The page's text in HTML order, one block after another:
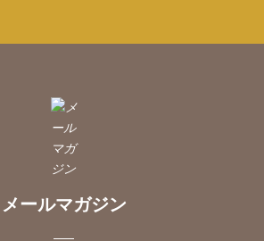
メールマガジン